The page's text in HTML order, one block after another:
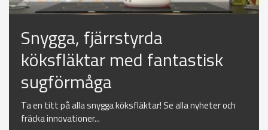
Snygga, fjärrstyrda
köksfläktar med fantastisk
sugförmåga
Ta en titt på alla snygga köksfläktar! Se alla nyheter och
fräcka innovationer...